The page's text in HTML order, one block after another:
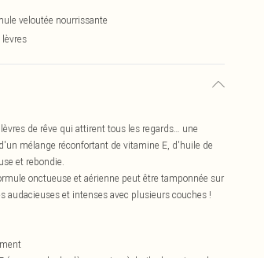
veloutée nourrissante
de rêve qui attirent tous les regards… une
mélange réconfortant de vitamine E, d'huile de
et rebondie.
onctueuse et aérienne peut être tamponnée sur
audacieuses et intenses avec plusieurs couches !